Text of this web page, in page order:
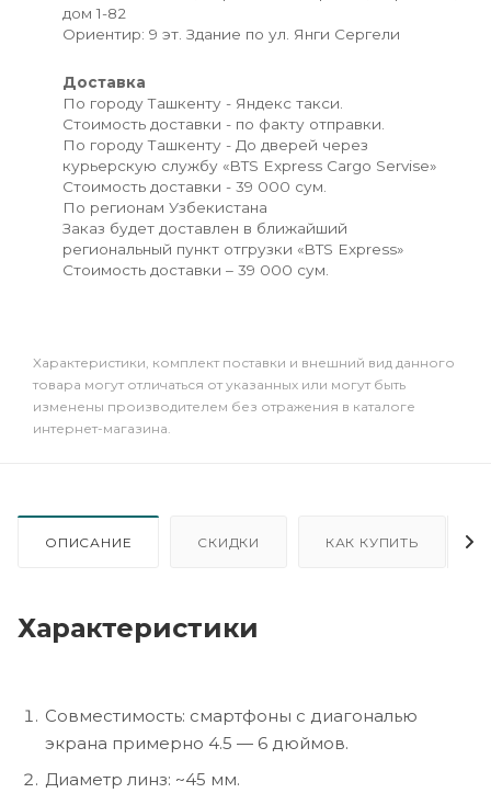
дом 1-82
Ориентир: 9 эт. Здание по ул. Янги Сергели
Доставка
По городу Ташкенту - Яндекс такси.
Стоимость доставки - по факту отправки.
По городу Ташкенту - До дверей через
курьерскую службу «BTS Express Cargo Servise»
Стоимость доставки - 39 000 сум.
По регионам Узбекистана
Заказ будет доставлен в ближайший
региональный пункт отгрузки «BTS Express»
Стоимость доставки – 39 000 сум.
Xарактеристики, комплект поставки и внешний вид данного
товара могут отличаться от указанных или могут быть
изменены производителем без отражения в каталоге
интернет-магазина.
ОПИСАНИЕ СКИДКИ КАК КУПИТЬ
Характеристики
Совместимость: смартфоны с диагональю
экрана примерно 4.5 — 6 дюймов.
Диаметр линз: ~45 мм.